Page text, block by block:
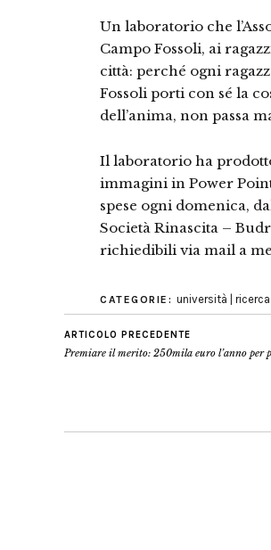
Un laboratorio che
Campo Fossoli, ai
città: perché ogni
Fossoli porti con sé la
dell’anima, non passa
Il laboratorio ha
immagini in Power
spese ogni domenica,
Società Rinascita –
richiedibili via mail a
CATEGORIE: università | ricerca
ARTICOLO PRECEDENTE
Premiare il merito: 250mila euro l’anno per